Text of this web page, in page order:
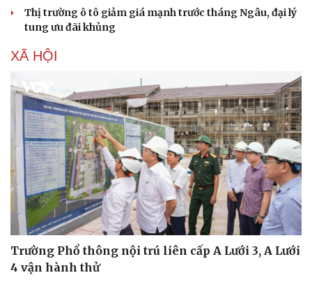
Sản phụ khoa
Nhi khoa
Làm đẹp - giảm cân
Phòng mạch online
Tình yêu - Gia đình
Thị trường ô tô giảm giá mạnh trước tháng Ngâu, đại lý
tung ưu đãi khủng
XÃ HỘI
Trường Phổ thông nội trú liên cấp A Lưới 3, A Lưới
4 vận hành thử